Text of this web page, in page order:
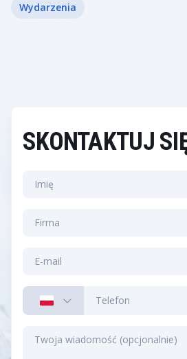
Wydarzenia
SKONTAKTUJ